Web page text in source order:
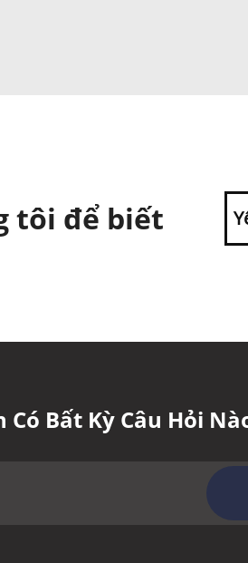
tôi để biết
Bất Kỳ Câu Hỏi